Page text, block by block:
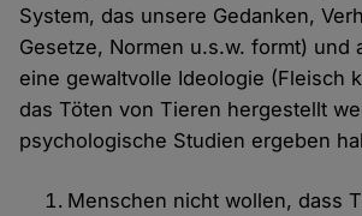
System, das unsere Gedanken,
Gesetze, Normen u.s.w. formt) und
eine gewaltvolle Ideologie (Fleisch
das Töten von Tieren hergestellt
psychologische Studien ergeben
Menschen nicht wollen, dass